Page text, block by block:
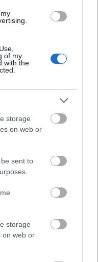
of my
with the
storage
on web or
sent to
storage
on web or